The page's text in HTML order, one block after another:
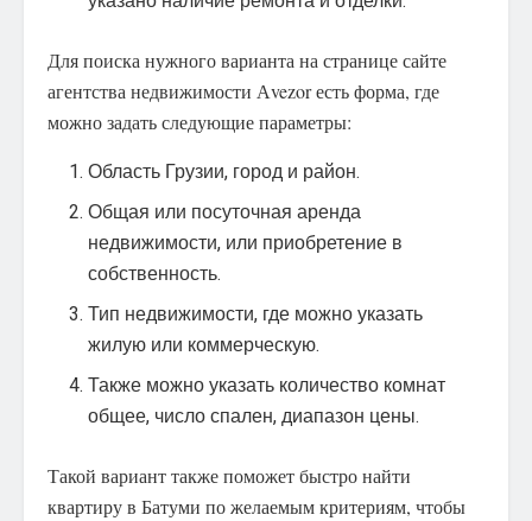
Для поиска нужного варианта на странице сайте
агентства недвижимости Аvezor есть форма, где
можно задать следующие параметры:
Область Грузии, город и район.
Общая или посуточная аренда
недвижимости, или приобретение в
собственность.
Тип недвижимости, где можно указать
жилую или коммерческую.
Также можно указать количество комнат
общее, число спален, диапазон цены.
Такой вариант также поможет быстро найти
квартиру в Батуми по желаемым критериям, чтобы